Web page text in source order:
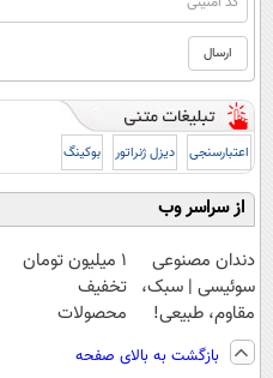
اعتبارسنجی دیزل ژنراتور بوکینگ
از سراسر وب
دندان مصنوعی
سوئیسی | سبک،
مقاوم، طبیعی!
ویزیت
رایگان+پرداخت
۱ میلیون تومان
تخفیف
محصولات
نزدیک‌تر به
بازگشت به بالای صفحه